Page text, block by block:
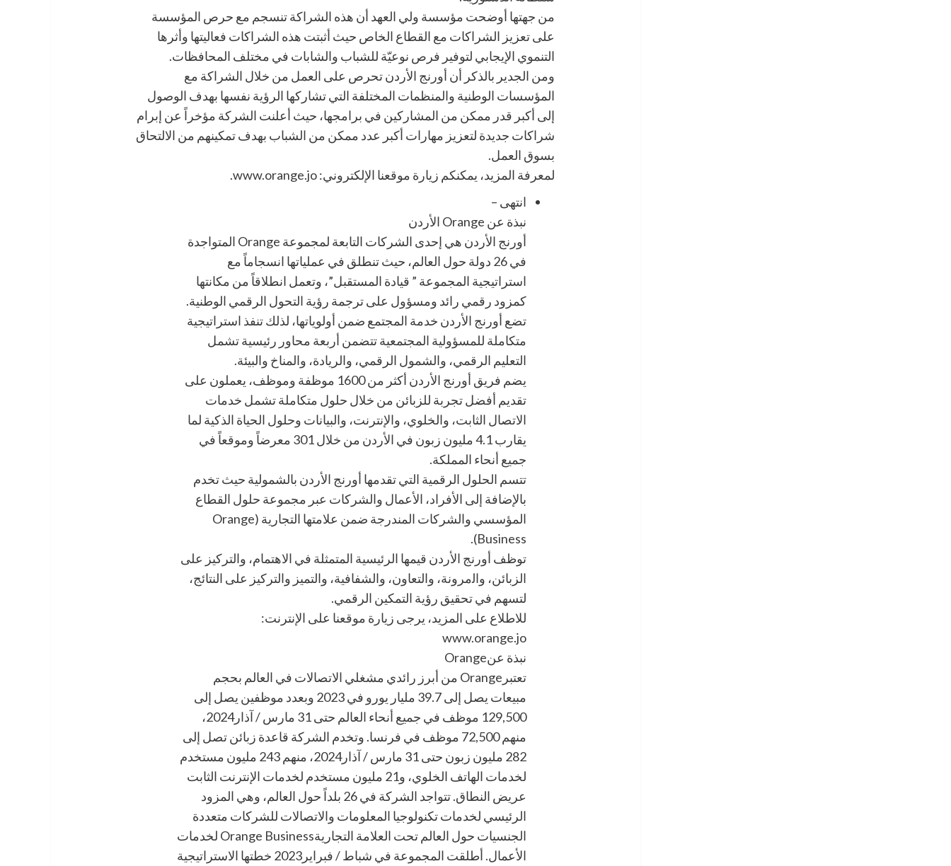
من جهتها أوضحت مؤسسة ولي العهد أن هذه الشراكة تنسجم مع حرص المؤسسة
على تعزيز الشراكات مع القطاع الخاص حيث أثبتت هذه الشراكات فعاليتها وأثرها
التنموي الإيجابي لتوفير فرص نوعيّة للشباب والشابات في مختلف المحافظات.
ومن الجدير بالذكر أن أورنج الأردن تحرص على العمل من خلال الشراكة مع
المؤسسات الوطنية والمنظمات المختلفة التي تشاركها الرؤية نفسها بهدف الوصول
إلى أكبر قدر ممكن من المشاركين في برامجها، حيث أعلنت الشركة مؤخراً عن إبرام
شراكات جديدة لتعزيز مهارات أكبر عدد ممكن من الشباب بهدف تمكينهم من الالتحاق
بسوق العمل.
لمعرفة المزيد، يمكنكم زيارة موقعنا الإلكتروني: www.orange.jo.
انتهى –
نبذة عن Orange الأردن
أورنج الأردن هي إحدى الشركات التابعة لمجموعة Orange المتواجدة
في 26 دولة حول العالم، حيث تنطلق في عملياتها انسجاماً مع
استراتيجية المجموعة ” قيادة المستقبل”، وتعمل انطلاقاً من مكانتها
كمزود رقمي رائد ومسؤول على ترجمة رؤية التحول الرقمي الوطنية.
تضع أورنج الأردن خدمة المجتمع ضمن أولوياتها، لذلك تنفذ استراتيجية
متكاملة للمسؤولية المجتمعية تتضمن أربعة محاور رئيسية تشمل
التعليم الرقمي، والشمول الرقمي، والريادة، والمناخ والبيئة.
يضم فريق أورنج الأردن أكثر من 1600 موظفة وموظف، يعملون على
تقديم أفضل تجربة للزبائن من خلال حلول متكاملة تشمل خدمات
الاتصال الثابت، والخلوي، والإنترنت، والبيانات وحلول الحياة الذكية لما
يقارب 4.1 مليون زبون في الأردن من خلال 301 معرضاً وموقعاً في
جميع أنحاء المملكة.
تتسم الحلول الرقمية التي تقدمها أورنج الأردن بالشمولية حيث تخدم
بالإضافة إلى الأفراد، الأعمال والشركات عبر مجموعة حلول القطاع
المؤسسي والشركات المندرجة ضمن علامتها التجارية (Orange
Business).
توظف أورنج الأردن قيمها الرئيسية المتمثلة في الاهتمام، والتركيز ﻋﻠﻰ
اﻟﺰﺑﺎﺋﻦ، واﻟمرونة، واﻟﺘﻌﺎون، واﻟﺸﻔﺎﻓﻴﺔ، والتميز واﻟﺘﺮﻛﻴﺰ ﻋﻠﻰ اﻟﻨﺘﺎﺋﺞ،
لتسهم في تحقيق رؤية التمكين الرقمي.
للاطلاع على المزيد، يرجى زيارة موقعنا على الإنترنت:
www.orange.jo
نبذة عنOrange
تعتبرOrange من أبرز رائدي مشغلي الاتصالات في العالم بحجم
مبيعات يصل إلى 39.7 مليار يورو في 2023 وبعدد موظفين يصل إلى
129,500 موظف في جميع أنحاء العالم حتى 31 مارس / آذار2024،
منهم 72,500 موظف في فرنسا. وتخدم الشركة قاعدة زبائن تصل إلى
282 مليون زبون حتى 31 مارس / آذار2024، منهم 243 مليون مستخدم
لخدمات الهاتف الخلوي، و21 مليون مستخدم لخدمات الإنترنت الثابت
عريض النطاق. تتواجد الشركة في 26 بلداً حول العالم، وهي المزود
الرئيسي لخدمات تكنولوجيا المعلومات والاتصالات للشركات متعددة
الجنسيات حول العالم تحت العلامة التجاريةOrange Business لخدمات
الأعمال. أطلقت المجموعة في شباط / فبراير2023 خطتها الاستراتيجية